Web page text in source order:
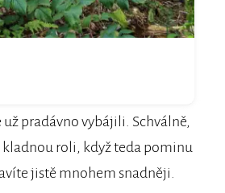
pradávno vybájili. Schválně,
roli, když teda pominu
jistě mnohem snadněji.